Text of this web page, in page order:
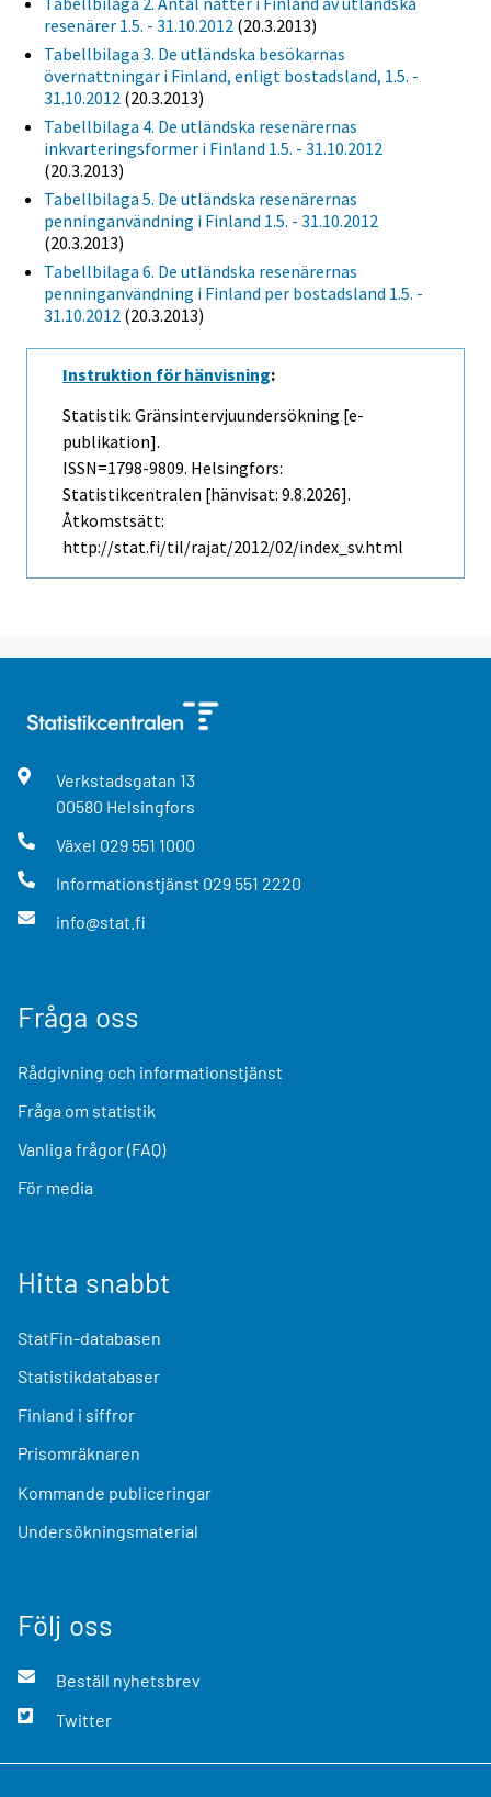
resenärer 1.5. - 31.10.2012 (20.3.2013)
Tabellbilaga 3. De utländska besökarnas
övernattningar i Finland, enligt bostadsland, 1.5. -
31.10.2012 (20.3.2013)
Tabellbilaga 4. De utländska resenärernas
inkvarteringsformer i Finland 1.5. - 31.10.2012
(20.3.2013)
Tabellbilaga 5. De utländska resenärernas
penninganvändning i Finland 1.5. - 31.10.2012
(20.3.2013)
Tabellbilaga 6. De utländska resenärernas
penninganvändning i Finland per bostadsland 1.5. -
31.10.2012 (20.3.2013)
Instruktion för hänvisning:
Statistik: Gränsintervjuundersökning [e-
publikation].
ISSN=1798-9809. Helsingfors:
Statistikcentralen [hänvisat: 9.8.2026].
Åtkomstsätt:
http://stat.fi/til/rajat/2012/02/index_sv.html
Verkstadsgatan 13
00580 Helsingfors
Växel 029 551 1000
Informationstjänst 029 551 2220
info@stat.fi
Fråga oss
Rådgivning och informationstjänst
Fråga om statistik
Vanliga frågor (FAQ)
För media
Hitta snabbt
StatFin-databasen
Statistikdatabaser
Finland i siffror
Prisomräknaren
Kommande publiceringar
Undersökningsmaterial
Följ oss
Beställ nyhetsbrev
Twitter